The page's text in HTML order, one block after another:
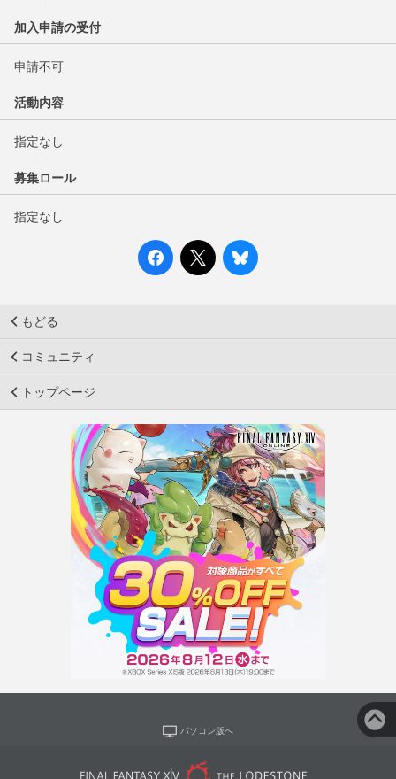
加入申請の受付
申請不可
活動内容
指定なし
募集ロール
指定なし
もどる
コミュニティ
トップページ
パソコン版へ